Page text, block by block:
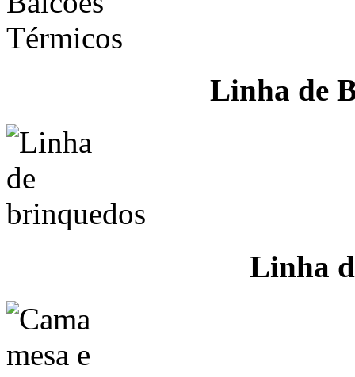
Linha de
Linha